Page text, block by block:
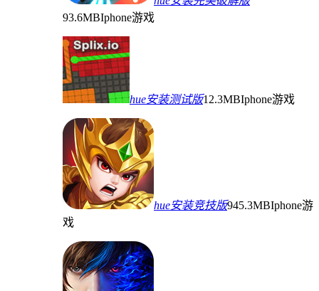
93.6MBIphone游戏
hue安装测试版12.3MBIphone游戏
hue安装竞技版945.3MBIphone游
戏